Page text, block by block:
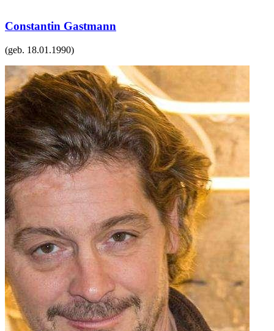
Constantin Gastmann
(geb. 18.01.1990)